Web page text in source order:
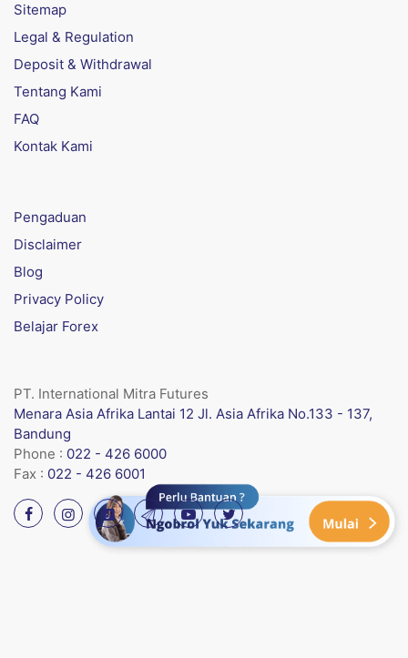
Sitemap
Legal & Regulation
Deposit & Withdrawal
Tentang Kami
FAQ
Kontak Kami
Pengaduan
Disclaimer
Blog
Privacy Policy
Belajar Forex
PT. International Mitra Futures
Menara Asia Afrika Lantai 12 Jl. Asia Afrika No.133 - 137,
Bandung
Phone : 022 - 426 6000
Fax : 022 - 426 6001